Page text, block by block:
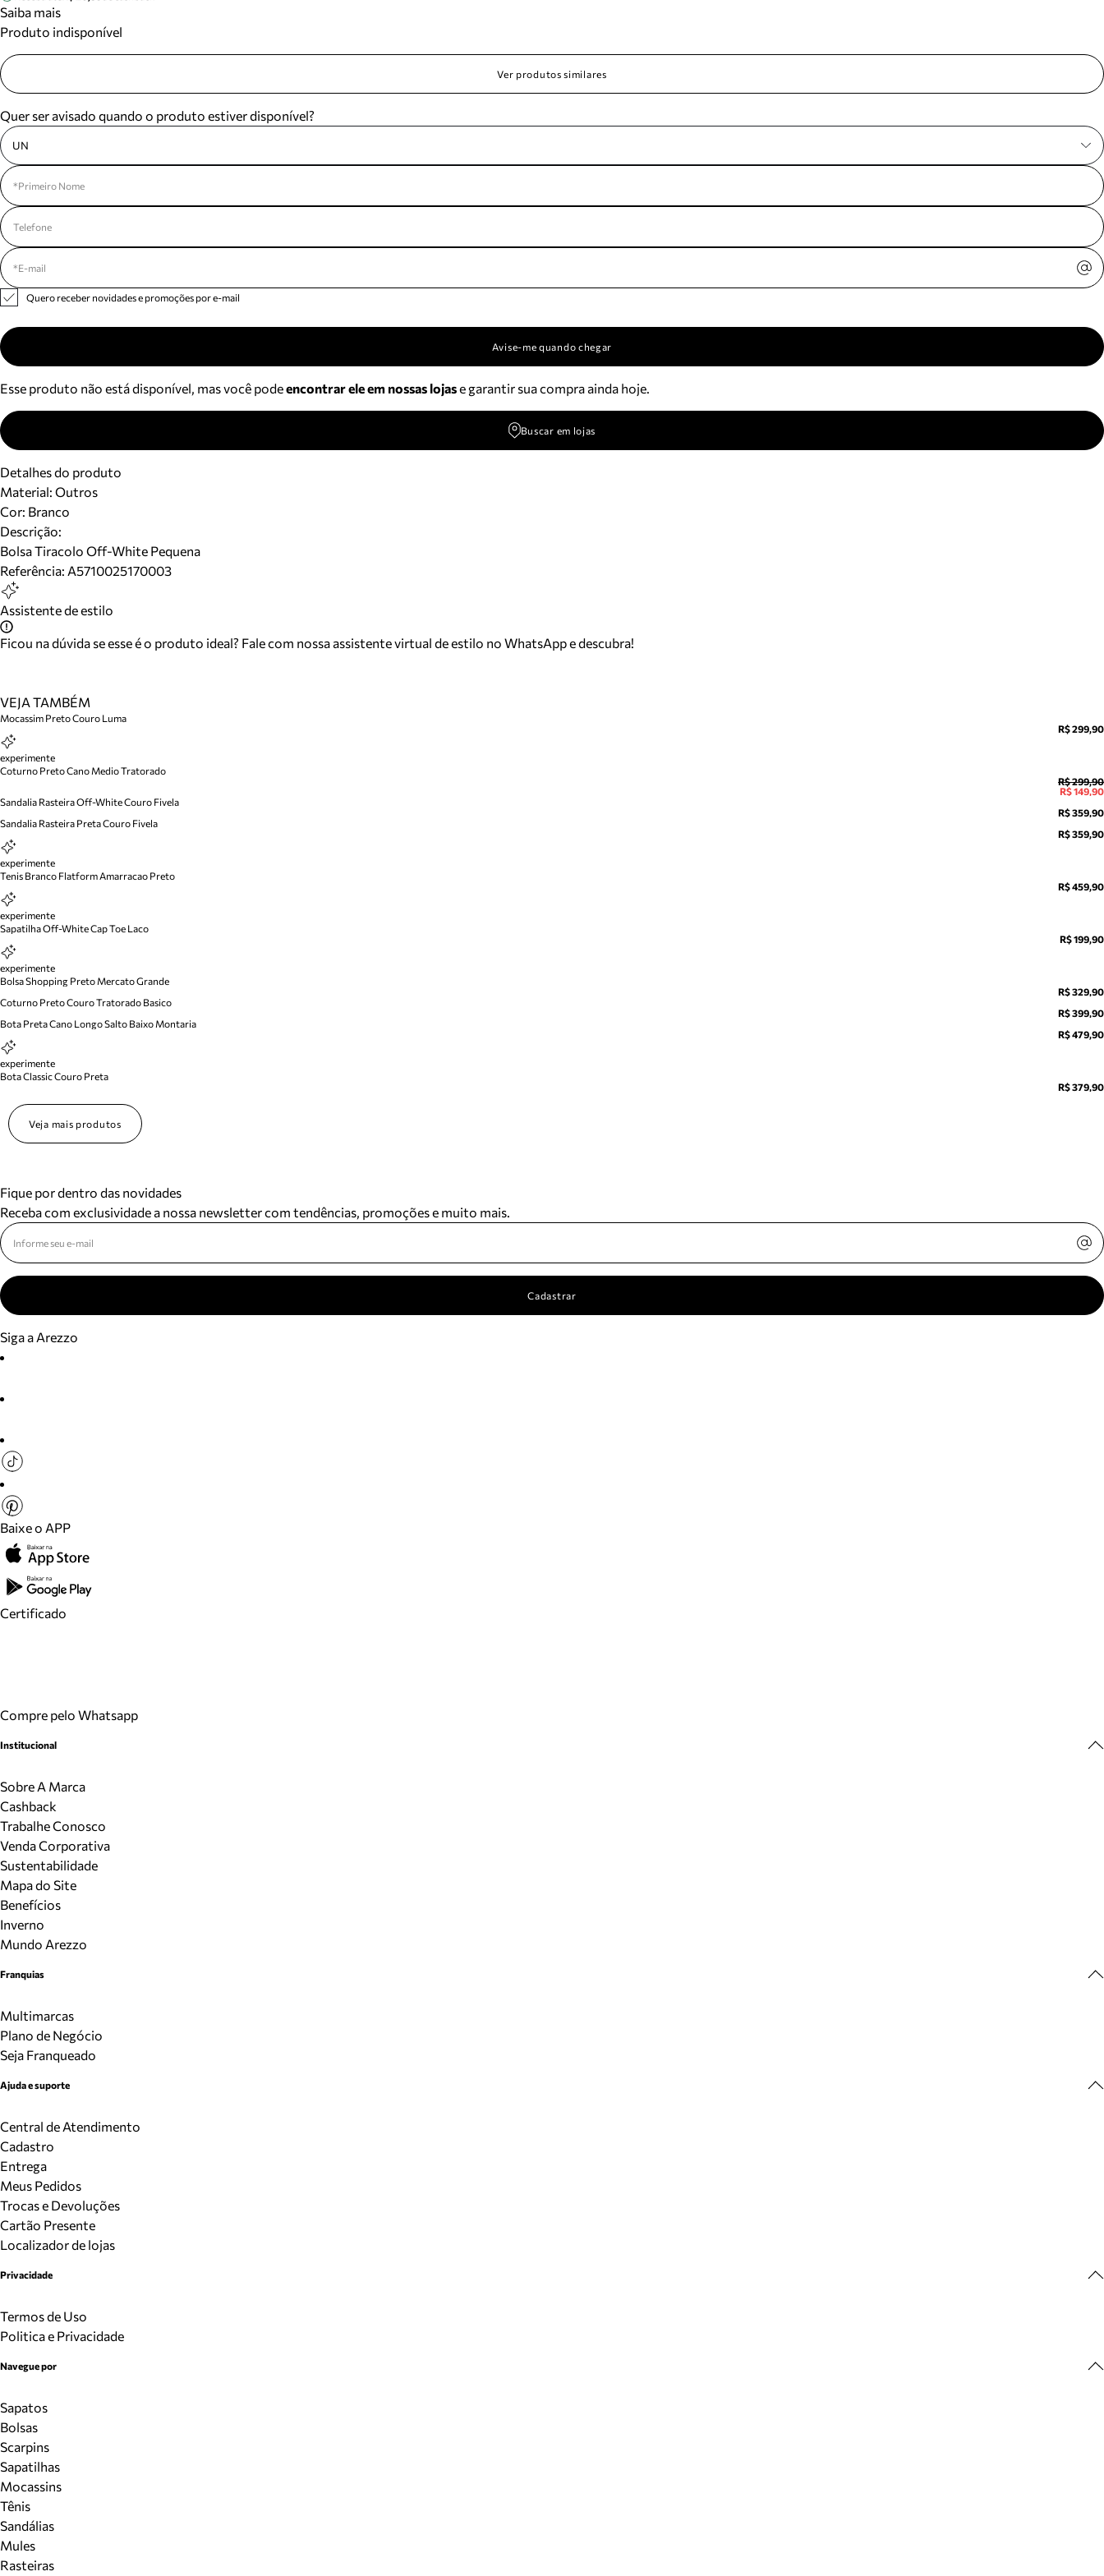
pedidos,
Acompanhe
Saiba mais
Produto indisponível
Ver produtos similares
Quer ser avisado quando o produto estiver disponível?
UN
Quero receber novidades e promoções por e-mail
Avise-me quando chegar
Esse produto não está disponível, mas você podeencontrar ele em nossas lojase garantir sua compra ainda hoje.
Buscar em lojas
Detalhes do produto
Material: Outros
Cor: Branco
Descrição:
Bolsa Tiracolo Off-White Pequena
Referência: A5710025170003
Assistente de estilo
Ficou na dúvida se esse é o produto ideal? Fale com nossa assistente virtual de estilo no WhatsApp e descubra!
VEJA TAMBÉM
Mocassim Preto Couro Luma
R$ 299,90
experimente
Coturno Preto Cano Medio Tratorado
R$ 299,90
R$ 149,90
Sandalia Rasteira Off-White Couro Fivela
R$ 359,90
Sandalia Rasteira Preta Couro Fivela
R$ 359,90
experimente
Tenis Branco Flatform Amarracao Preto
R$ 459,90
experimente
Sapatilha Off-White Cap Toe Laco
R$ 199,90
experimente
Bolsa Shopping Preto Mercato Grande
R$ 329,90
Coturno Preto Couro Tratorado Basico
R$ 399,90
Bota Preta Cano Longo Salto Baixo Montaria
R$ 479,90
experimente
Bota Classic Couro Preta
R$ 379,90
Veja mais produtos
Fique por dentro das novidades
Receba com exclusividade a nossa newsletter com tendências, promoções e muito mais.
Cadastrar
Siga a Arezzo
Baixe o APP
Certificado
Compre pelo Whatsapp
Institucional
Sobre A Marca
Cashback
Trabalhe Conosco
Venda Corporativa
Sustentabilidade
Mapa do Site
Benefícios
Inverno
Mundo Arezzo
Franquias
Multimarcas
Plano de Negócio
Seja Franqueado
Ajuda e suporte
Central de Atendimento
Cadastro
Entrega
Meus Pedidos
Trocas e Devoluções
Cartão Presente
Localizador de lojas
Privacidade
Termos de Uso
Politica e Privacidade
Navegue por
Sapatos
Bolsas
Scarpins
Sapatilhas
Mocassins
Tênis
Sandálias
Mules
Rasteiras